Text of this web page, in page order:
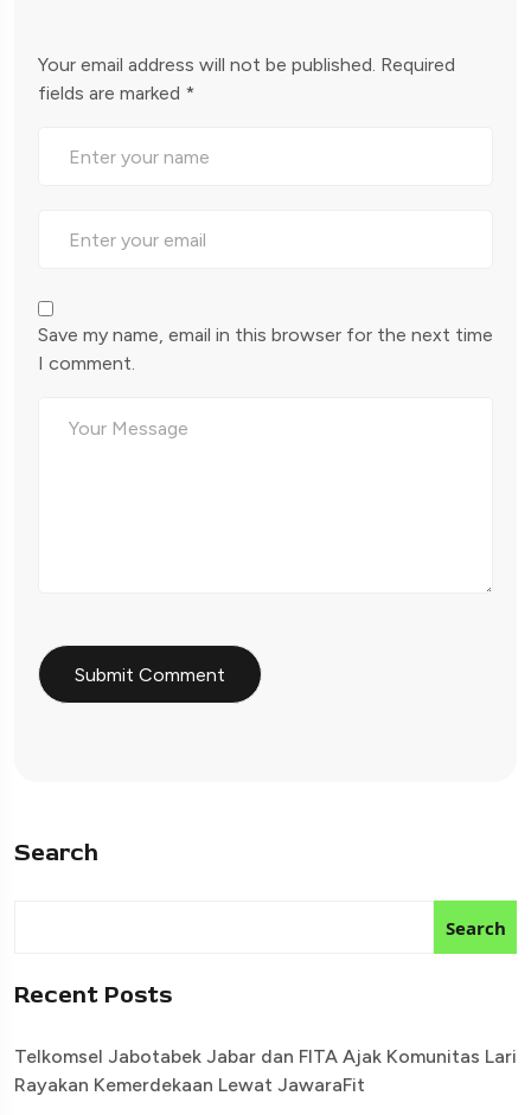
Your email address will not be published. Required
fields are marked *
Save my name, email in this browser for the next time
I comment.
Search
Search
Recent Posts
Telkomsel Jabotabek Jabar dan FITA Ajak Komunitas Lari
Rayakan Kemerdekaan Lewat JawaraFit